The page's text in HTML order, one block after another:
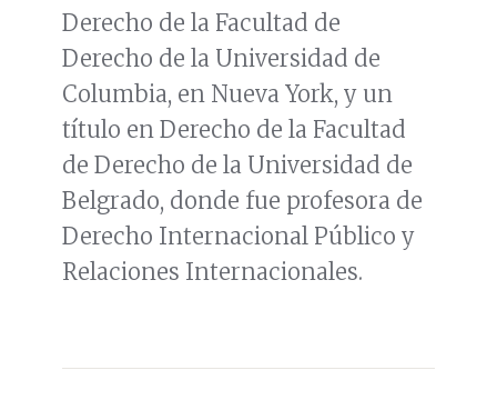
Derecho de la Facultad de
Derecho de la Universidad de
Columbia, en Nueva York, y un
título en Derecho de la Facultad
de Derecho de la Universidad de
Belgrado, donde fue profesora de
Derecho Internacional Público y
Relaciones Internacionales.